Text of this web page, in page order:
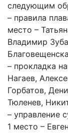
следующим
– правила
место –
Владимир
– прокладка
Нагаев,
Горбатов,
Тюленев,
– управление
1 место –